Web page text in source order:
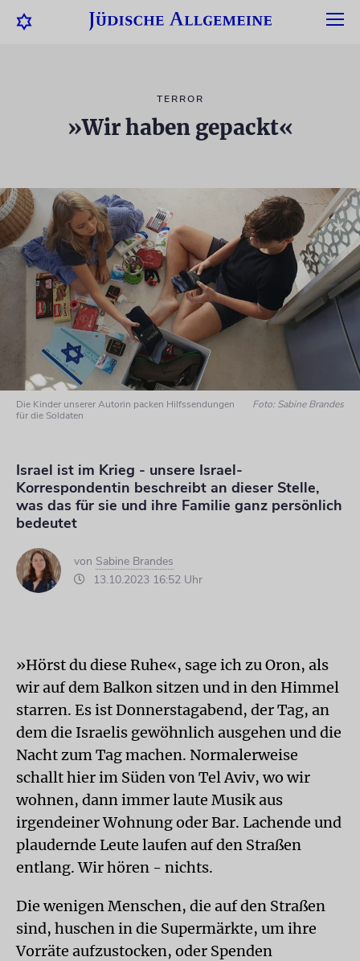
TERROR
»Wir haben gepackt«
Die Kinder unserer Autorin packen Hilfssendungen
für die Soldaten
Foto: Sabine Brandes
Israel ist im Krieg - unsere Israel-
Korrespondentin beschreibt an dieser Stelle,
was das für sie und ihre Familie ganz persönlich
bedeutet
von Sabine Brandes
13.10.2023 16:52 Uhr
»Hörst du diese Ruhe«, sage ich zu Oron, als
wir auf dem Balkon sitzen und in den Himmel
starren. Es ist Donnerstagabend, der Tag, an
dem die Israelis gewöhnlich ausgehen und die
Nacht zum Tag machen. Normalerweise
schallt hier im Süden von Tel Aviv, wo wir
wohnen, dann immer laute Musik aus
irgendeiner Wohnung oder Bar. Lachende und
plaudernde Leute laufen auf den Straßen
entlang. Wir hören - nichts.
Die wenigen Menschen, die auf den Straßen
sind, huschen in die Supermärkte, um ihre
Vorräte aufzustocken, oder Spenden